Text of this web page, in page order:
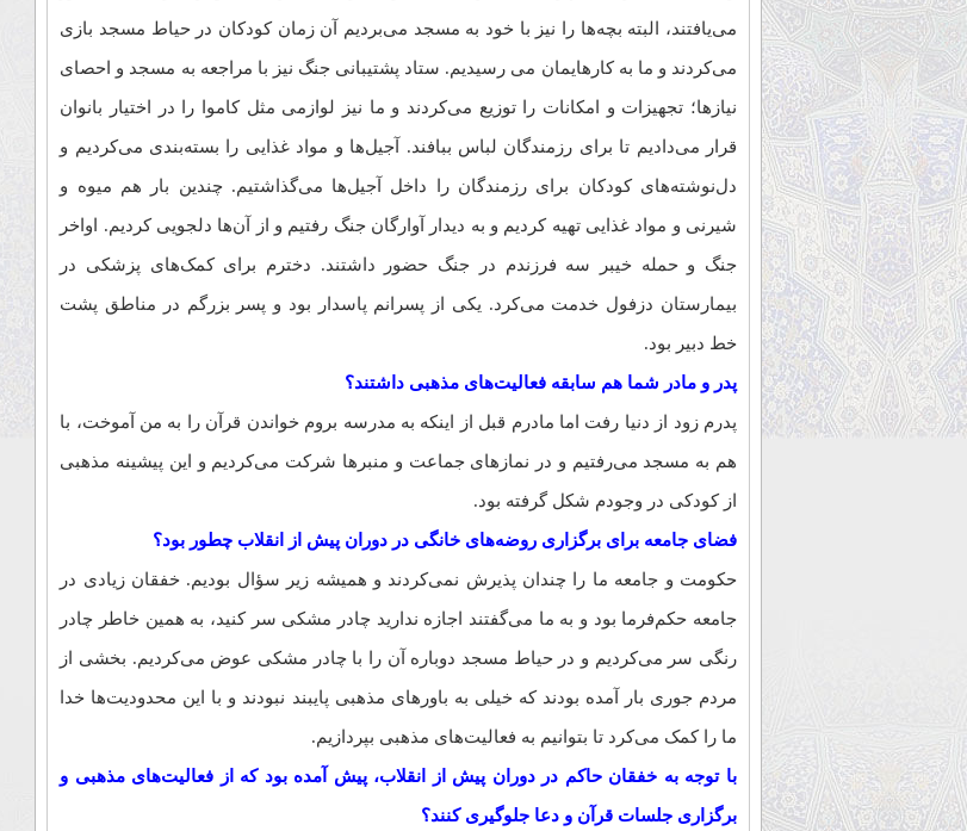
می‌یافتند، البته بچه‌ها را نیز با خود به مسجد می‌بردیم آن زمان کودکان در حیاط مسجد بازی
می‌کردند و ما به کارهایمان می رسیدیم. ستاد پشتیبانی جنگ نیز با مراجعه به مسجد و احصای
نیازها؛ تجهیزات و امکانات را توزیع می‌کردند و ما نیز لوازمی مثل کاموا را در اختیار بانوان
قرار می‌دادیم تا برای رزمندگان لباس ببافند. آجیل‌ها و مواد غذایی را بسته‌بندی می‌کردیم و
دل‌نوشته‌های کودکان برای رزمندگان را داخل آجیل‌ها می‌گذاشتیم. چندین بار هم میوه و
شیرنی و مواد غذایی تهیه کردیم و به دیدار آوارگان جنگ رفتیم و از آن‌ها دلجویی کردیم. اواخر
جنگ و حمله خیبر سه فرزندم در جنگ حضور داشتند. دخترم برای کمک‌های پزشکی در
بیمارستان دزفول خدمت می‌کرد. یکی از پسرانم پاسدار بود و پسر بزرگم در مناطق پشت
خط دبیر بود.
پدر و مادر شما هم سابقه فعالیت‌های مذهبی داشتند؟
پدرم زود از دنیا رفت اما مادرم قبل از اینکه به مدرسه بروم خواندن قرآن را به من آموخت، با
هم به مسجد می‌رفتیم و در نمازهای جماعت و منبرها شرکت می‌کردیم و این پیشینه مذهبی
از کودکی در وجودم شکل گرفته بود.
فضای جامعه برای برگزاری روضه‌های خانگی در دوران پیش از انقلاب چطور بود؟
حکومت و جامعه ما را چندان پذیرش نمی‌کردند و همیشه زیر سؤال بودیم. خفقان زیادی در
جامعه حکم‌فرما بود و به ما می‌گفتند اجازه ندارید چادر مشکی سر کنید، به همین خاطر چادر
رنگی سر می‌کردیم و در حیاط مسجد دوباره آن را با چادر مشکی عوض می‌کردیم. بخشی از
مردم جوری بار آمده بودند که خیلی به باورهای مذهبی پایبند نبودند و با این محدودیت‌ها خدا
ما را کمک می‌کرد تا بتوانیم به فعالیت‌های مذهبی بپردازیم.
با توجه به خفقان حاکم در دوران پیش از انقلاب، پیش آمده بود که از فعالیت‌های مذهبی و
برگزاری جلسات قرآن و دعا جلوگیری کنند؟